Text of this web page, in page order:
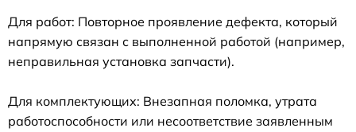
Для работ: Повторное проявление дефекта, который
напрямую связан с выполненной работой (например,
неправильная установка запчасти).
Для комплектующих: Внезапная поломка, утрата
работоспособности или несоответствие заявленным